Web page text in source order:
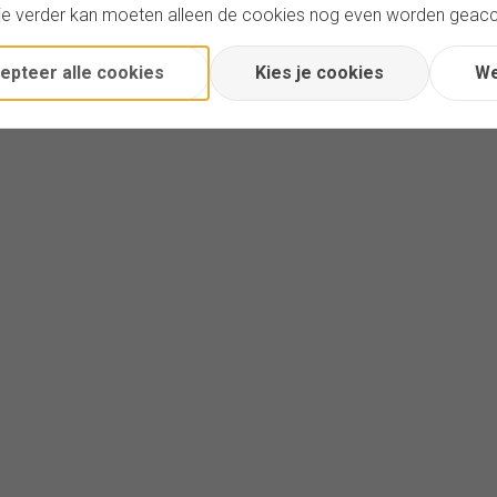
verder kan moeten alleen de cookies nog even worden
alle cookies Kies je cookies